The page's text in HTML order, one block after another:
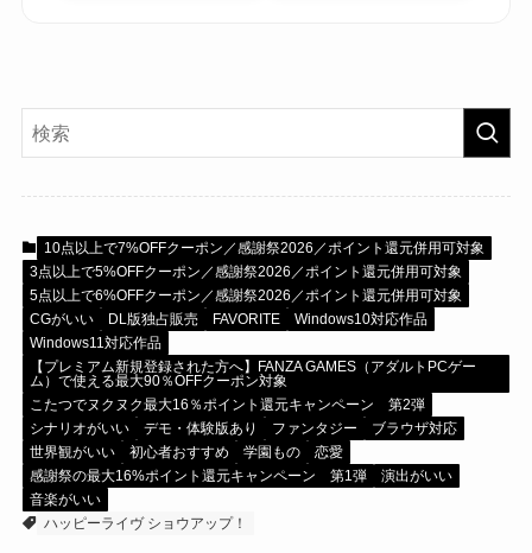
10点以上で7%OFFクーポン／感謝祭2026／ポイント還元併用可対象
3点以上で5%OFFクーポン／感謝祭2026／ポイント還元併用可対象
5点以上で6%OFFクーポン／感謝祭2026／ポイント還元併用可対象
CGがいい
DL版独占販売 FAVORITE
Windows10対応作品
Windows11対応作品
【プレミアム新規登録された方へ】FANZA GAMES（アダルトPCゲー
ム）で使える最大90％OFFクーポン対象
こたつでヌクヌク最大16％ポイント還元キャンペーン 第2弾
シナリオがいい
デモ・体験版あり ファンタジー
ブラウザ対応
世界観がいい
初心者おすすめ 学園もの
恋愛
感謝祭の最大16%ポイント還元キャンペーン 第1弾
演出がいい
音楽がいい
ハッピーライヴ ショウアップ！